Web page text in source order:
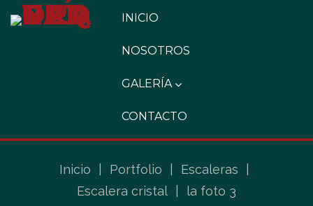
INICIO
NOSOTROS
GALERÍA
CONTACTO
Inicio Portfolio Escaleras
Escalera cristal
la foto 3